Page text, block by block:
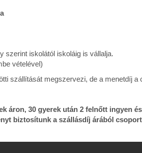
szerint iskolától iskoláig is vállalja.
vételével)
szállítását megszervezi, de a menetdíj a
áron, 30 gyerek után 2 felnőtt ingyen
biztosítunk a szállásdíj árából